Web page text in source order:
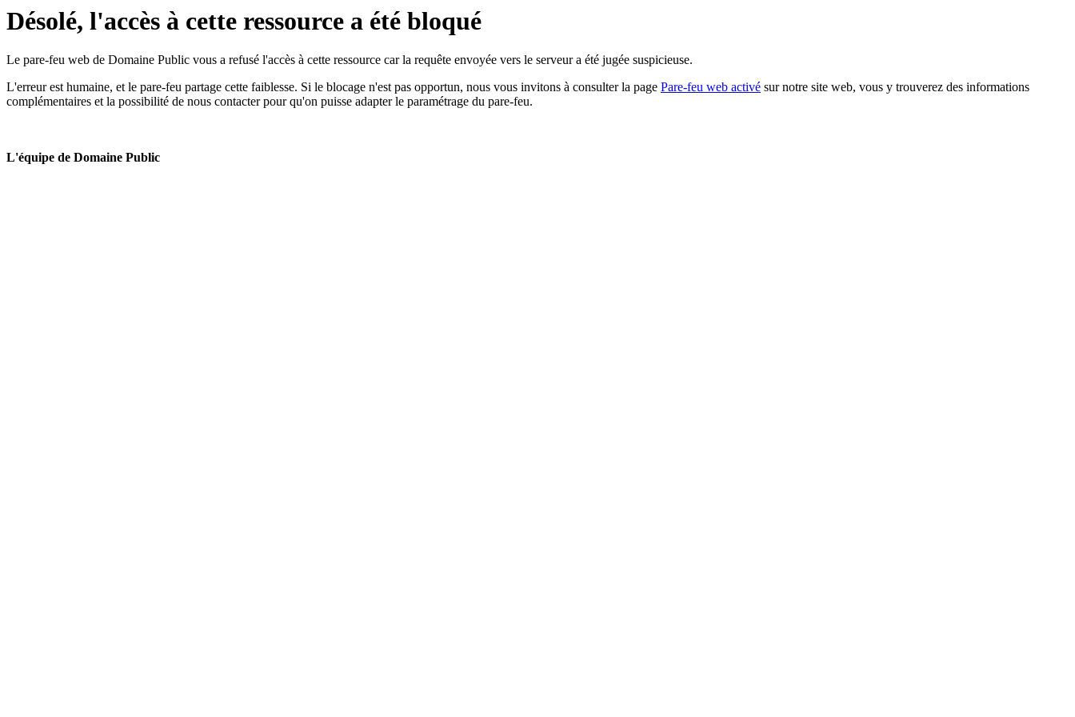
Désolé, l'accès à cette ressource a été bloqué
Le pare-feu web de Domaine Public vous a refusé l'accès à cette ressource car la requête envoyée vers le serveur a été jugée suspicieuse.
L'erreur est humaine, et le pare-feu partage cette faiblesse. Si le blocage n'est pas opportun, nous vous invitons à consulter la page Pare-feu web activé sur notre site web, vous y trouverez des informations
complémentaires et la possibilité de nous contacter pour qu'on puisse adapter le paramétrage du pare-feu.
L'équipe de Domaine Public